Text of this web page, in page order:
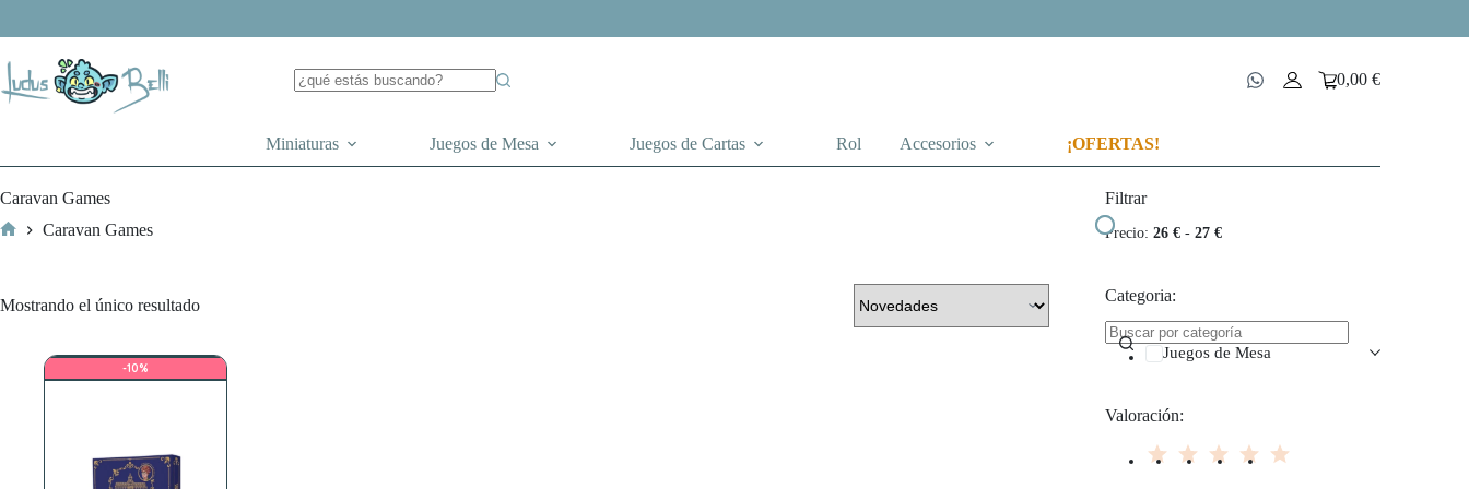
Carro
0,00€
Miniaturas Juegos de Mesa Juegos de Cartas Rol Accesorios ¡OFERTAS!
Caravan Games
Caravan Games
Mostrando el único resultado
-10%
Filtrar
Precio: 26 €- 27 €
Categoria:
Juegos de Mesa
Valoración: